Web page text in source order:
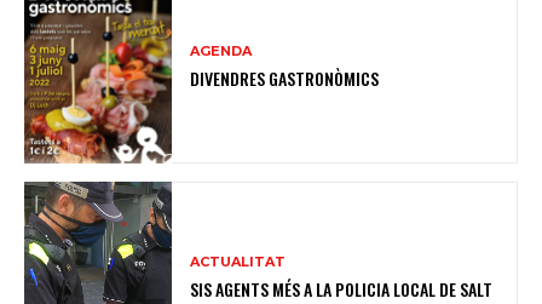
AGENDA
DIVENDRES GASTRONÒMICS
ACTUALITAT
SIS AGENTS MÉS A LA POLICIA LOCAL DE SALT